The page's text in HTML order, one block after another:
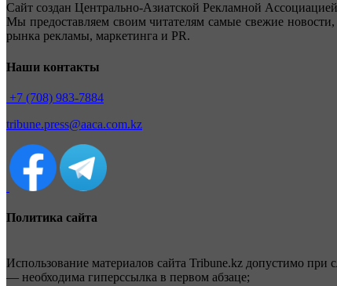
Сайт создан Центрально-Азиатской Рекламной
Мы предоставляем своим читателям самые свежие
рынка рекламы, маркетинга и PR.
Наши контакты
+7 (708) 983-7884
tribune.press@aaca.com.kz
Политика сайта
Использование материалов сайта Tribune.kz допустимо при
— необходима гиперссылка в первом абзаце;